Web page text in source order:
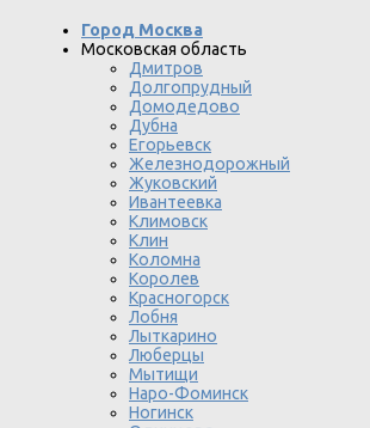
Город Москва
Московская область
Дмитров
Долгопрудный
Домодедово
Дубна
Егорьевск
Железнодорожный
Жуковский
Ивантеевка
Климовск
Клин
Коломна
Королев
Красногорск
Лобня
Лыткарино
Люберцы
Мытищи
Наро-Фоминск
Ногинск